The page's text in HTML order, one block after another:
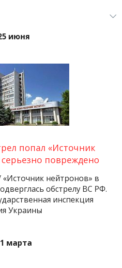
июня
попал «Источник
повреждено
нейтронов» в
обстрелу ВС РФ.
инспекция
Украины
марта